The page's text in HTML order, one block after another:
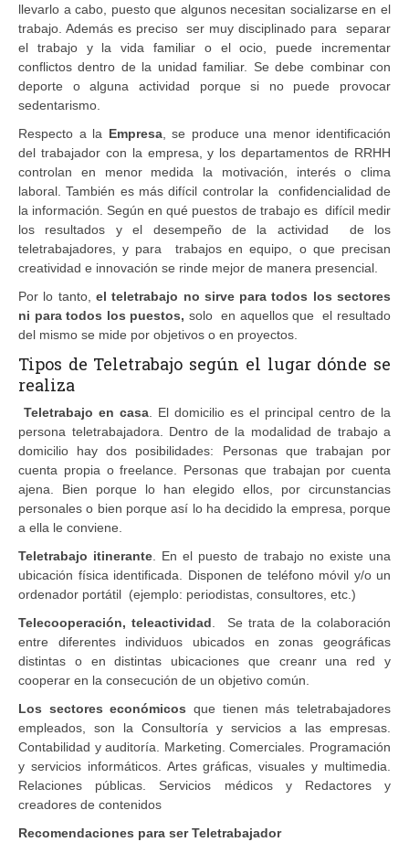
llevarlo a cabo, puesto que algunos necesitan socializarse en el
trabajo. Además es preciso ser muy disciplinado para separar
el trabajo y la vida familiar o el ocio, puede incrementar
conflictos dentro de la unidad familiar. Se debe combinar con
deporte o alguna actividad porque si no puede provocar
sedentarismo.
Respecto a la Empresa, se produce una menor identificación
del trabajador con la empresa, y los departamentos de RRHH
controlan en menor medida la motivación, interés o clima
laboral. También es más difícil controlar la confidencialidad de
la información. Según en qué puestos de trabajo es difícil medir
los resultados y el desempeño de la actividad de los
teletrabajadores, y para trabajos en equipo, o que precisan
creatividad e innovación se rinde mejor de manera presencial.
Por lo tanto, el teletrabajo no sirve para todos los sectores
ni para todos los puestos, solo en aquellos que el resultado
del mismo se mide por objetivos o en proyectos.
Tipos de Teletrabajo según el lugar dónde se
realiza
Teletrabajo en casa . El domicilio es el principal centro de la
persona teletrabajadora. Dentro de la modalidad de trabajo a
domicilio hay dos posibilidades: Personas que trabajan por
cuenta propia o freelance. Personas que trabajan por cuenta
ajena. Bien porque lo han elegido ellos, por circunstancias
personales o bien porque así lo ha decidido la empresa, porque
a ella le conviene.
Teletrabajo itinerante . En el puesto de trabajo no existe una
ubicación física identificada. Disponen de teléfono móvil y/o un
ordenador portátil (ejemplo: periodistas, consultores, etc.)
Telecooperación, teleactividad . Se trata de la colaboración
entre diferentes individuos ubicados en zonas geográficas
distintas o en distintas ubicaciones que creanr una red y
cooperar en la consecución de un objetivo común.
Los sectores económicos que tienen más teletrabajadores
empleados, son la Consultoría y servicios a las empresas.
Contabilidad y auditoría. Marketing. Comerciales. Programación
y servicios informáticos. Artes gráficas, visuales y multimedia.
Relaciones públicas. Servicios médicos y Redactores y
creadores de contenidos
Recomendaciones para ser Teletrabajador